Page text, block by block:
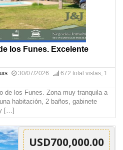
los Funes. Excelente
30/07/2026
672 total vistas, 1
de los Funes. Zona muy tranquila a
habitación, 2 baños, gabinete
[…]
USD700,000.00